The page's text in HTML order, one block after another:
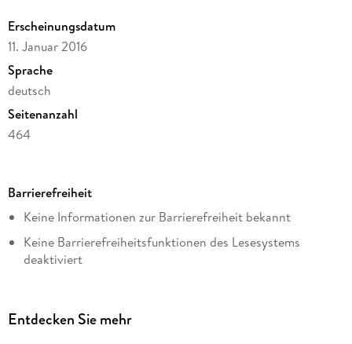
Erscheinungsdatum
11. Januar 2016
Sprache
deutsch
Seitenanzahl
464
Reihe
Donato Neri, 7
Autor/Autorin
Sabine Thiesler
Penguin Random House
Barrierefreiheit
Keine Informationen zur Barrierefreiheit bekannt
Keine Barrierefreiheitsfunktionen des Lesesystems
deaktiviert
barrierefreiheit@penguinrandomhouse.de
Entdecken Sie mehr